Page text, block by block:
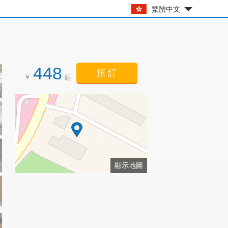
繁體中文
￥ 448 起 預 訂
顯示地圖